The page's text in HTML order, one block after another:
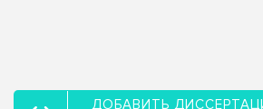
ДОБАВИТЬ